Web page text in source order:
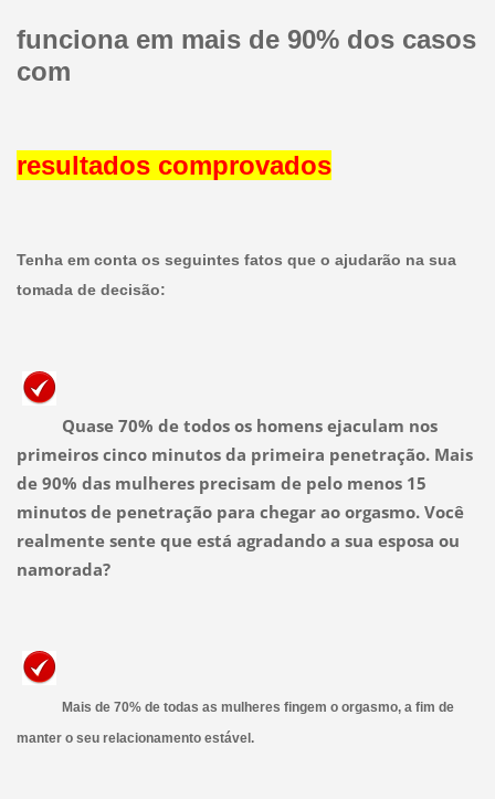
funciona em mais de 90% dos casos
com
resultados comprovados
Tenha em conta os seguintes fatos que o ajudarão na sua
tomada de decisão:
Quase 70% de todos os homens ejaculam nos
primeiros cinco minutos da primeira penetração. Mais
de 90% das mulheres precisam de pelo menos 15
minutos de penetração para chegar ao orgasmo. Você
realmente sente que está agradando a sua esposa ou
namorada?
Mais de 70% de todas as mulheres fingem o orgasmo, a fim de
manter o seu relacionamento estável.